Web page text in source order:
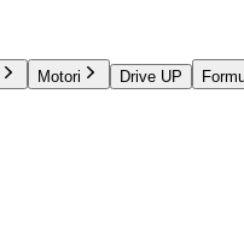
Motori Drive UP